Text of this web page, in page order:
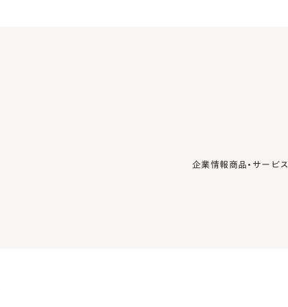
企業情報商品・サービス